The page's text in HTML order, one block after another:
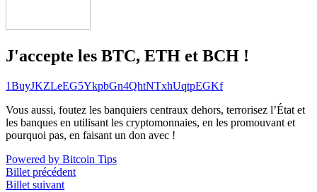
J'accepte les BTC, ETH et BCH !
1BuyJKZLeEG5YkpbGn4QhtNTxhUqtpEGKf
Vous aussi, foutez les banquiers centraux dehors, terrorisez l’État et
les banques en utilisant les cryptomonnaies, en les promouvant et
pourquoi pas, en faisant un don avec !
Powered by Bitcoin Tips
Billet précédent
Billet suivant